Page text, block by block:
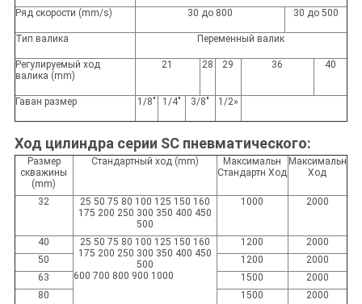
Ряд скорости (mm/s) 30 до 800 30 до 500
Тип валика Переменный валик
Регулируемый ход
валика (mm)
21 28 29 36 40
Гаван размер 1/8" 1/4" 3/8" 1/2»
Ход цилиндра серии SC пневматического:
Размер
скважины
(mm)
Стандартный ход (mm)
Максимальн
Стандартн Ход
Максимальн
Ход
32
25 50 75 80 100 125 150 160
175 200 250 300 350 400 450
500
1000 2000
40
25 50 75 80 100 125 150 160
175 200 250 300 350 400 450
500
600 700 800 900 1000
1200
2000
50
1200
2000
63
1500
2000
80
1500
2000